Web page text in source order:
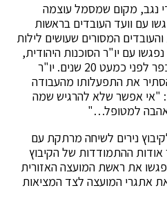
נגב, מקום שמסמל עוצמה
עם וועד העובדים בראשות
המסורים שעושים לילות
עם יו"ר הסוכנות היהודית,
דורון אלמוג, אשר הקים את הכפר לפני כמעט 20 שנים. יו"ר
את התפעלותו מהעבודה
"אי אפשר שלא להרגיש שמה
למטופל…"
נירים לשיחה מרתקת עם
ההתמודדות של הקיבוץ
את ראשת המועצה האזורית
אתגרי המועצה לצד המציאות